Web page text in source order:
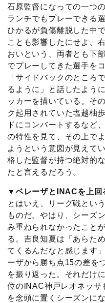
石原監督になっての一つ
ランチでもプレーできる
ひかるが負傷離脱した中
ことも影響したにせよ、
おいという、両者とも下
でプレーしてきた選手を
「サイドバックのところ
るように」と話したよう
ッカーを描いている。そ
ク起用されていた塩越柚
ドにコンバートするなど
の特性を見て、その上で
ようという意図が見えて
格した監督が持つ絶対的
たと言えるだろう。
▼ベレーザとINACを上回
とはいえ、リーグ戦とい
ものだ。やはり、シーズ
み重ねられなかったこと
る。吉良知夏は「あらた
てくるんだなと感じます
ーザから勝ち点15の差を
を振り返った。それだけ
位のINAC神戸レオネッサ
を念頭に置くシーズンに